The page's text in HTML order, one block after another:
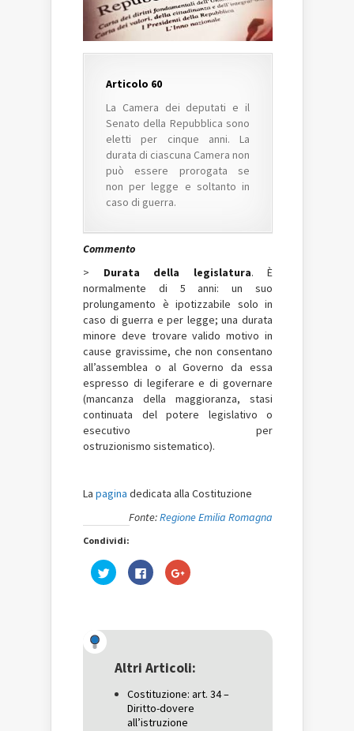
Articolo 60
La Camera dei deputati e il
Senato della Repubblica sono
eletti per cinque anni. La
durata di ciascuna Camera non
può essere prorogata se
non per legge e soltanto in
caso di guerra.
Commento
> Durata della legislatura. È
normalmente di 5 anni: un suo
prolungamento è ipotizzabile solo in
caso di guerra e per legge; una durata
minore deve trovare valido motivo in
cause gravissime, che non consentano
all’assemblea o al Governo da essa
espresso di legiferare e di governare
(mancanza della maggioranza, stasi
continuata del potere legislativo o
esecutivo per
ostruzionismo sistematico).
La pagina dedicata alla Costituzione
Fonte:Regione Emilia Romagna
Condividi:
Fai
clic
una
nuova
Fai
clic
nuova
finestra)
Fai
clic
una
nuova
Altri Articoli:
Costituzione: art. 34 –
Diritto-dovere
all’istruzione